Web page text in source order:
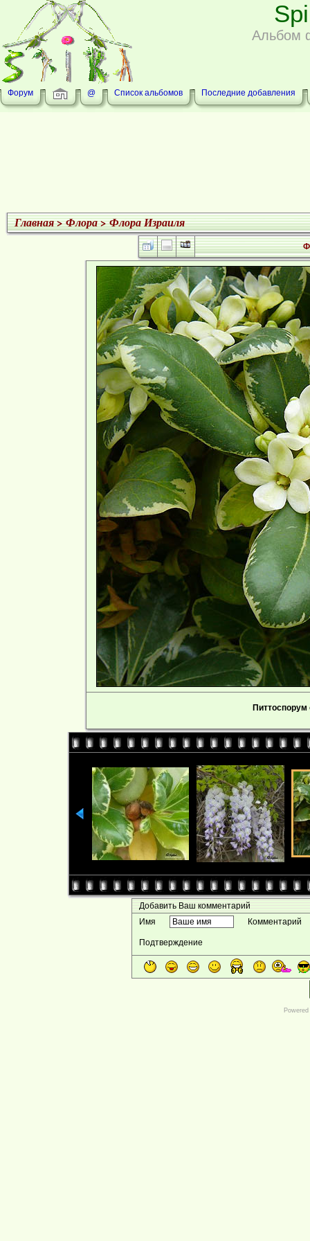
Альбом
Форум @ Список альбомов Последние добавления
Главная>Флора>Флора Израиля
Добавить Ваш комментарий
Имя
Комментарий
Подтверждение